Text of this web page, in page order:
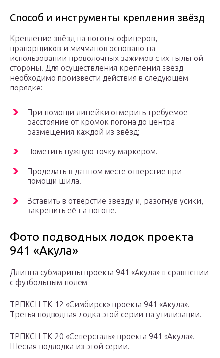
Способ и инструменты крепления звёзд
Крепление звёзд на погоны офицеров,
прапорщиков и мичманов основано на
использовании проволочных зажимов с их тыльной
стороны. Для осуществления крепления звёзд
необходимо произвести действия в следующем
порядке:
При помощи линейки отмерить требуемое
расстояние от кромок погона до центра
размещения каждой из звёзд;
Пометить нужную точку маркером.
Проделать в данном месте отверстие при
помощи шила.
Вставить в отверстие звезду и, разогнув усики,
закрепить её на погоне.
Фото подводных лодок проекта
941 «Акула»
Длинна субмарины проекта 941 «Акула» в сравнении
с футбольным полем
ТРПКСН ТК-12 «Симбирск» проекта 941 «Акула».
Третья подводная лодка этой серии на утилизации.
ТРПКСН ТК-20 «Северсталь» проекта 941 «Акула».
Шестая подлодка из этой серии.